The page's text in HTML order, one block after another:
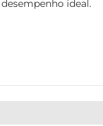
ideal.